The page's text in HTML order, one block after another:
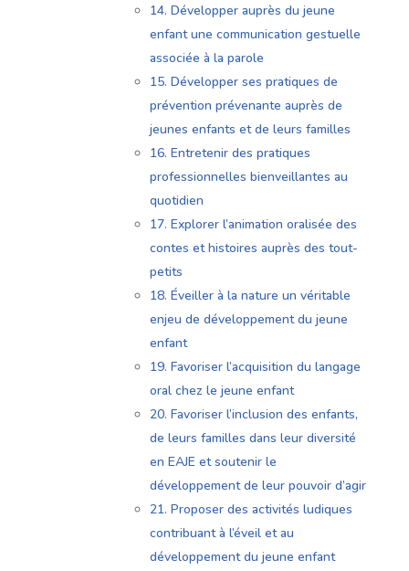
14. Développer auprès du jeune
enfant une communication gestuelle
associée à la parole
15. Développer ses pratiques de
prévention prévenante auprès de
jeunes enfants et de leurs familles
16. Entretenir des pratiques
professionnelles bienveillantes au
quotidien
17. Explorer l’animation oralisée des
contes et histoires auprès des tout-
petits
18. Éveiller à la nature un véritable
enjeu de développement du jeune
enfant
19. Favoriser l’acquisition du langage
oral chez le jeune enfant
20. Favoriser l’inclusion des enfants,
de leurs familles dans leur diversité
en EAJE et soutenir le
développement de leur pouvoir d’agir
21. Proposer des activités ludiques
contribuant à l’éveil et au
développement du jeune enfant